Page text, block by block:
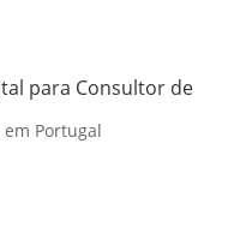
para Consultor de
Portugal